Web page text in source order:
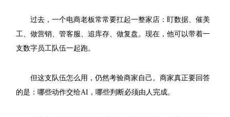
过去，一个电商老板常常要扛起一整家店：盯数据、催美
工、做营销、管客服、追库存、做复盘。现在，他可以带着一
支数字员工队伍一起跑。
但这支队伍怎么用，仍然考验商家自己。商家真正要回答
的是：哪些动作交给AI，哪些判断必须由人完成。